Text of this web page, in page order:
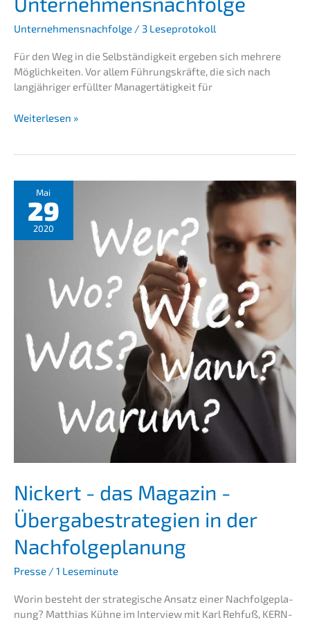
Unternehmensnachfolge / 3 Leseprotokoll
Für den Weg in die Selbstän­dig­keit ergeben sich mehre­re
Möglich­kei­ten. Vor allem Führungs­kräf­te, die sich nach
langjäh­ri­ger erfüll­ter Manager­tä­tig­keit für
MBI
dell
Unternehmensnachfolge
Weiterlesen »
Mai
29
2020
Nickert - das Magazin -
Überga­be­stra­te­gien in der
Nachfolgeplanung
Presse / 1 Leseminute
Worin besteht der strate­gi­sche Ansatz einer Nachfol­ge­pla­
nung? Matthi­as Kühne im Inter­view mit Karl Rehfuß, KERN-